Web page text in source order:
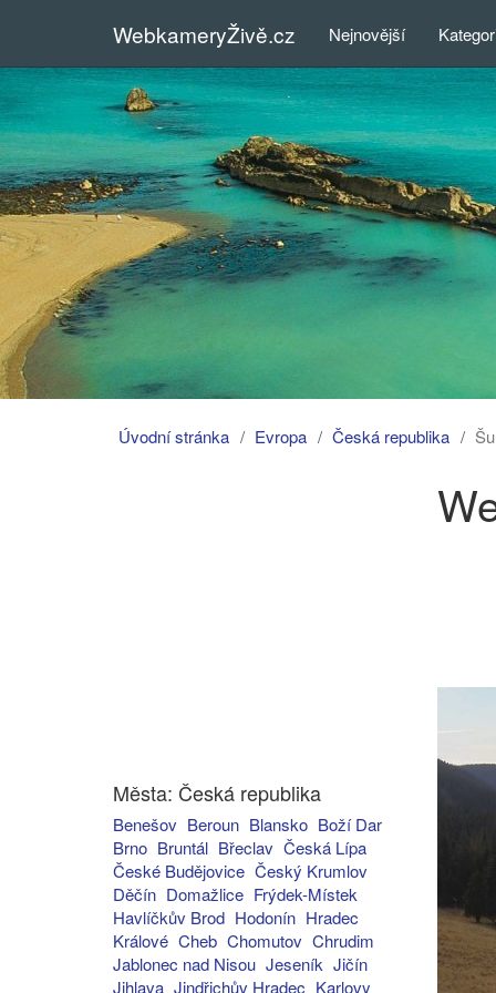
WebkameryŽivě.cz Nejnovější
Úvodní stránka Evropa Česká republika
Města: Česká republika
Benešov Beroun Blansko Boží Dar
Brno Bruntál Břeclav Česká Lípa
České Budějovice Český Krumlov
Děčín Domažlice Frýdek-Místek
Havlíčkův Brod Hodonín Hradec
Králové Cheb Chomutov Chrudim
Jablonec nad Nisou Jeseník Jičín
Jihlava Jindřichův Hradec Karlovy